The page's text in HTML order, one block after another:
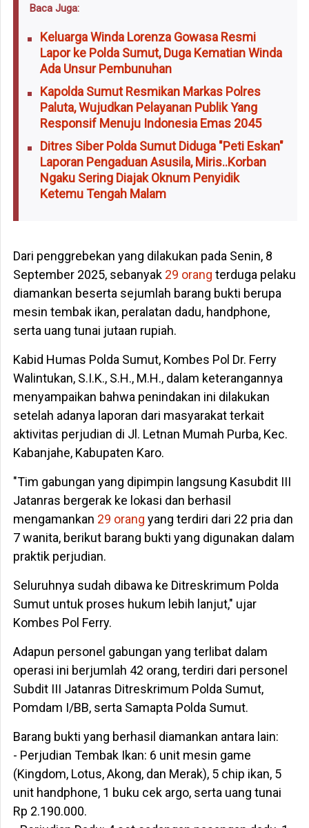
Baca Juga:
Keluarga Winda Lorenza Gowasa Resmi
Lapor ke Polda Sumut, Duga Kematian Winda
Ada Unsur Pembunuhan
Kapolda Sumut Resmikan Markas Polres
Paluta, Wujudkan Pelayanan Publik Yang
Responsif Menuju Indonesia Emas 2045
Ditres Siber Polda Sumut Diduga "Peti Eskan"
Laporan Pengaduan Asusila, Miris..Korban
Ngaku Sering Diajak Oknum Penyidik
Ketemu Tengah Malam
Dari penggrebekan yang dilakukan pada Senin, 8
September 2025, sebanyak29 orang terduga pelaku
diamankan beserta sejumlah barang bukti berupa
mesin tembak ikan, peralatan dadu, handphone,
serta uang tunai jutaan rupiah.
Kabid Humas Polda Sumut, Kombes Pol Dr. Ferry
Walintukan, S.I.K., S.H., M.H., dalam keterangannya
menyampaikan bahwa penindakan ini dilakukan
setelah adanya laporan dari masyarakat terkait
aktivitas perjudian di Jl. Letnan Mumah Purba, Kec.
Kabanjahe, Kabupaten Karo.
"Tim gabungan yang dipimpin langsung Kasubdit III
Jatanras bergerak ke lokasi dan berhasil
mengamankan 29 orang yang terdiri dari 22 pria dan
7 wanita, berikut barang bukti yang digunakan dalam
praktik perjudian.
Seluruhnya sudah dibawa ke Ditreskrimum Polda
Sumut untuk proses hukum lebih lanjut," ujar
Kombes Pol Ferry.
Adapun personel gabungan yang terlibat dalam
operasi ini berjumlah 42 orang, terdiri dari personel
Subdit III Jatanras Ditreskrimum Polda Sumut,
Pomdam I/BB, serta Samapta Polda Sumut.
Barang bukti yang berhasil diamankan antara lain:
- Perjudian Tembak Ikan: 6 unit mesin game
(Kingdom, Lotus, Akong, dan Merak), 5 chip ikan, 5
unit handphone, 1 buku cek argo, serta uang tunai
Rp 2.190.000.